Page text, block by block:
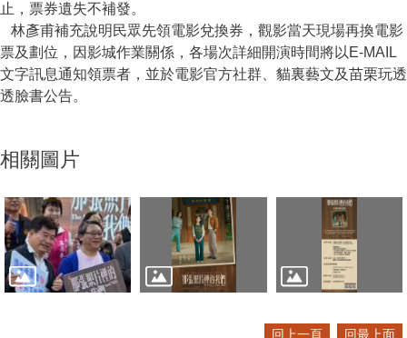
止，票券遺失不補發。
林彥甫補充說明民眾先領電影兌換券，觀影當天現場再換電影
票及劃位，因影城作業關係，各場次詳細開演時間將以E-MAIL
文字訊息通知領票者，並於電影官方社群、貓裏藝文及苗栗玩透
透臉書公告。
相關圖片
回上一頁 回最上面